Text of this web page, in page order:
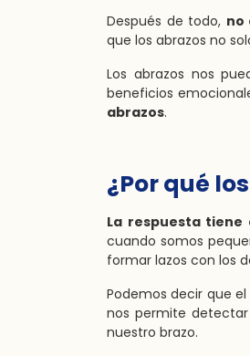
Después de todo, no
que los abrazos no
Los abrazos nos
beneficios
abrazos.
¿Por qué
La respuesta
cuando somos
formar lazos con los
Podemos decir que
nos permite
nuestro brazo.